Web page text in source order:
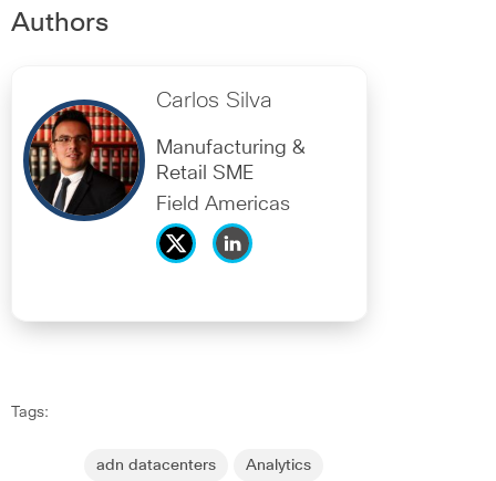
Authors
Carlos Silva
Manufacturing &
Retail SME
Field Americas
Tags:
adn datacenters Analytics